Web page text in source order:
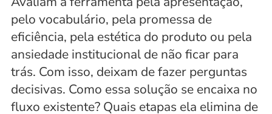
pelo vocabulário, pela promessa de
eficiência, pela estética do produto ou pela
ansiedade institucional de não ficar para
trás. Com isso, deixam de fazer perguntas
decisivas. Como essa solução se encaixa no
fluxo existente? Quais etapas ela elimina de